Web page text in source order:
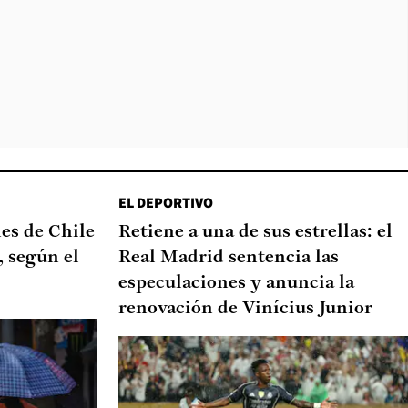
de Chile
según el
EL DEPORTIVO
Retiene a una de sus estrellas: el
Real Madrid sentencia las
especulaciones y anuncia la
renovación de Vinícius Junior